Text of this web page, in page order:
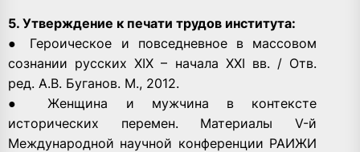
5. Утверждение к печати трудов института:
● Героическое и повседневное в массовом
сознании русских XIX – начала XXI вв. / Отв.
ред. А.В. Буганов. М., 2012.
● Женщина и мужчина в контексте
исторических перемен. Материалы V-й
Международной научной конференции РАИЖИ